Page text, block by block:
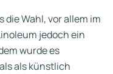
die Wahl, vor allem im
jedoch ein
wurde es
als künstlich